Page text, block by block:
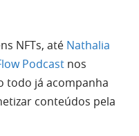
NFTs, até Nathalia
Podcast nos
todo já acompanha
conteúdos pela